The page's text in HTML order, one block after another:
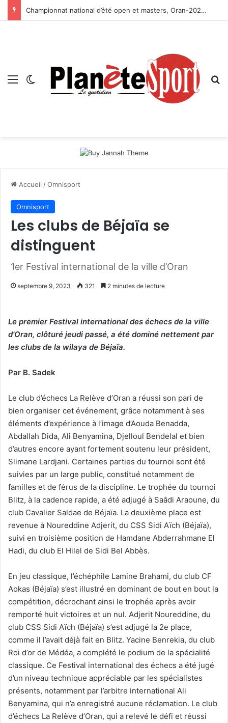
Championnat national d’été open et masters, Oran-2026 — Le CRB s’adjuge le titre
Menu Switch skin
Accueil /Omnisport
Omnisport
Les clubs de Béjaïa se
distinguent
1er Festival international de la ville d’Oran
septembre 9, 2023 321 2 minutes de lecture
Le premier Festival international des échecs de la ville
d’Oran, clôturé jeudi passé, a été dominé nettement par
les clubs de la wilaya de Béjaïa.
Par B. Sadek
Le club d’échecs La Relève d’Oran a réussi son pari de
bien organiser cet événement, grâce notamment à ses
éléments d’expérience à l’image d’Aouda Benadda,
Abdallah Dida, Ali Benyamina, Djelloul Bendelal et bien
d’autres encore ayant fortement soutenu leur président,
Slimane Lardjani. Certaines parties du tournoi sont été
suivies par un large public, constitué notamment de
familles et de férus de la discipline. Le trophée du tournoi
Blitz, à la cadence rapide, a été adjugé à Saâdi Araoune, du
club Cavalier Saldae de Béjaïa. La deuxième place est
revenue à Noureddine Adjerit, du CSS Sidi Aïch (Béjaïa),
suivi en troisième position de Hamdane Abderrahmane El
Hadi, du club El Hilel de Sidi Bel Abbès.
En jeu classique, l’échéphile Lamine Brahami, du club CF
Aokas (Béjaïa) s’est illustré en dominant de bout en bout la
compétition, décrochant ainsi le trophée après avoir
remporté huit victoires et un nul. Adjerit Noureddine, du
club CSS Sidi Aïch (Béjaïa) s’est adjugé la 2e place,
comme il l’avait déjà fait en Blitz. Yacine Benrekia, du club
Roi d’or de Médéa, a complété le podium de la spécialité
classique. Ce Festival international des échecs a été jugé
d’un niveau technique appréciable par les spécialistes
présents, notamment par l’arbitre international Ali
Benyamina, qui n’a enregistré aucune réclamation. Le club
d’échecs La Relève d’Oran, qui a relevé le défi et réussi